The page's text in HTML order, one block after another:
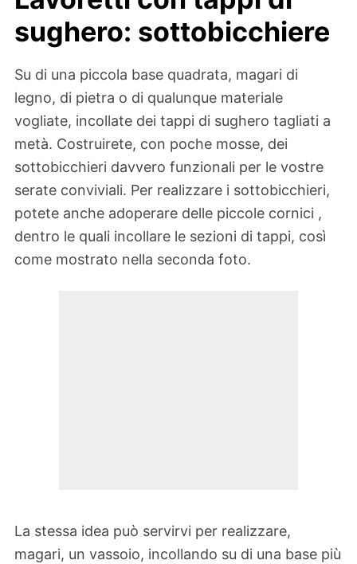
sughero: sottobicchiere
Su di una piccola base quadrata, magari di
legno, di pietra o di qualunque materiale
vogliate, incollate dei tappi di sughero tagliati a
metà. Costruirete, con poche mosse, dei
sottobicchieri davvero funzionali per le vostre
serate conviviali. Per realizzare i sottobicchieri,
potete anche adoperare delle piccole cornici ,
dentro le quali incollare le sezioni di tappi, così
come mostrato nella seconda foto.
La stessa idea può servirvi per realizzare,
magari, un vassoio, incollando su di una base più